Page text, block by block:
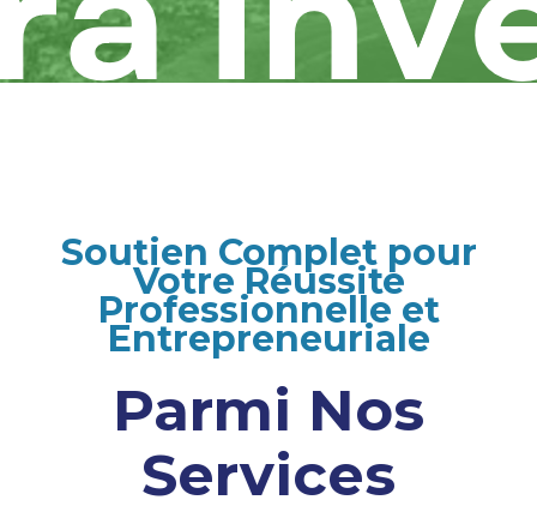
Soutien Complet pour
Votre Réussite
Professionnelle et
Entrepreneuriale
Parmi Nos
Services